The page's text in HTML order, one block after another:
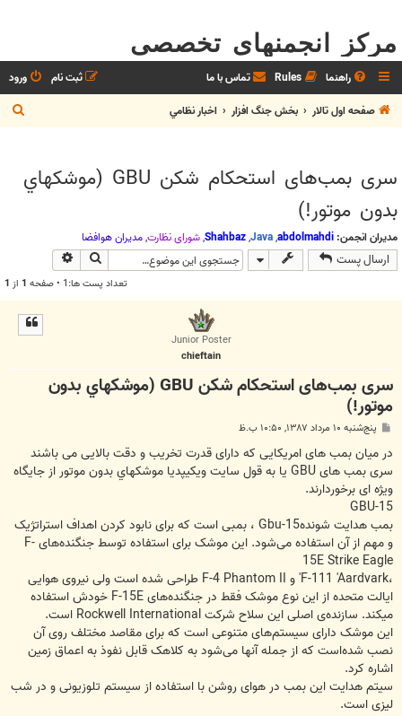
مرکز انجمنهای تخصصی
راهنما Rules تماس با ما ورود
ثبت نام
صفحه اول تالار
بخش جنگ افزار اخبار نظامي
س
سری بمب‌های استحکام شکن GBU (موشكهاي
بدون موتور!)
مدیران انجمن: abdolmahdi
,
Java
,
Shahbaz
,شوراي نظارت,مديران هوافضا
ارسال پست جستجو
تعداد پست ها:1 • صفحه 1 از 1
Junior Poster
chieftain
سری بمب‌های استحکام شکن GBU (موشكهاي بدون
موتور!)
س
ت
پنج‌شنبه ۱۰ مرداد ۱۳۸۷, ۱۰:۵۰ ب.ظ
در میان بمب های امریکایی که دارای قدرت تخریب و دقت بالایی می باشند
سری بمب های GBU يا به قول سايت ويكيپديا موشكهاي بدون موتور از جایگاه
ویژه ای برخوردارند.
GBU-15
بمب هدایت شونده‌Gbu-15 ، بمبی است که برای نابود کردن اهداف استراتژیک
و مهم از آن استفاده می‌شود. این موشک برای استفاده توسط جنگنده‌های F-
15E Strike Eagle
،F-111 'Aardvark' و F-4 Phantom II طراحی شده است ولی نیروی هوایی
ایالت متحده از این نوع موشک فقط در جنگنده‌های F-15E خودش استفاده
میکند. سازنده‌ی اصلی این سلاح شرکت Rockwell International است.
این موشک دارای سیستم‌های متنوعی است که برای مقاصد مختلف روی آن
نصب شده‌است که از جمله آنها می‌شود به کلاهک قابل نفوذ به اعماق زمین
اشاره کرد.
سیتم هدایت این بمب در هوای روشن با استفاده از سیستم تلوزیونی و در شب
لیزی است.